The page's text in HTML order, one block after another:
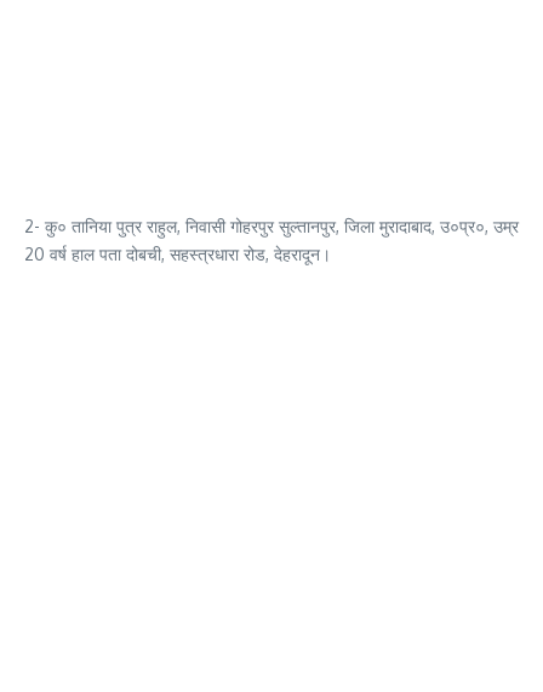
2- कु० तानिया पुत्र राहुल, निवासी गोहरपुर सुल्तानपुर, जिला मुरादाबाद, उ०प्र०, उम्र
20 वर्ष हाल पता दोबची, सहस्त्रधारा रोड, देहरादून।